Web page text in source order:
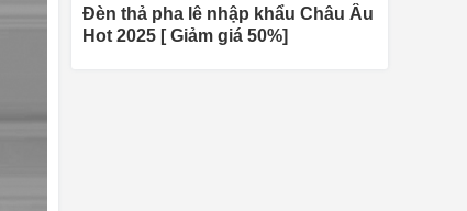
Đèn thả pha lê nhập khẩu Châu Âu
Hot 2025 [ Giảm giá 50%]